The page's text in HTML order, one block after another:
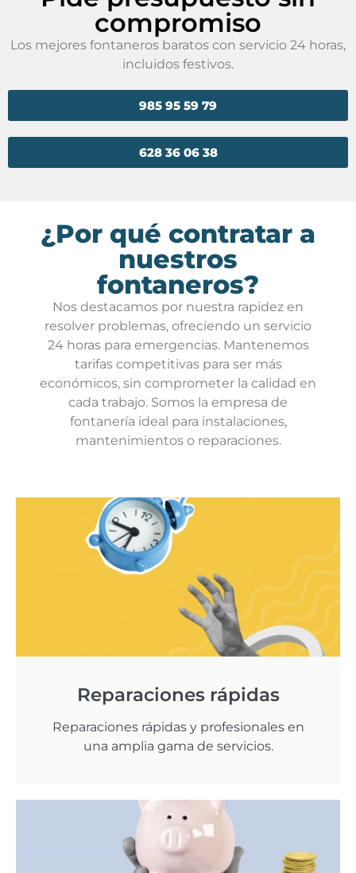
compromiso
Los mejores fontaneros baratos con servicio 24 horas,
incluidos festivos.
628 36 06 38
985 95 59 79
¿Por qué contratar a
nuestros
fontaneros?
Nos destacamos por nuestra rapidez en
resolver problemas, ofreciendo un servicio
24 horas para emergencias. Mantenemos
tarifas competitivas para ser más
económicos, sin comprometer la calidad en
cada trabajo. Somos la empresa de
fontanería ideal para instalaciones,
mantenimientos o reparaciones.
Reparaciones rápidas
Reparaciones rápidas y profesionales en
una amplia gama de servicios.